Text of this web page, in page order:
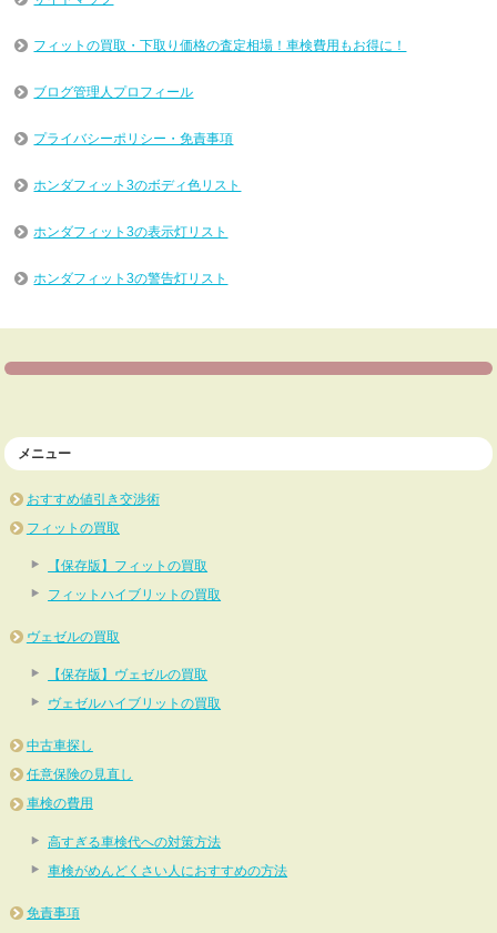
フィットの買取・下取り価格の査定相場！車検費用もお得に！
ブログ管理人プロフィール
プライバシーポリシー・免責事項
ホンダフィット3のボディ色リスト
ホンダフィット3の表示灯リスト
ホンダフィット3の警告灯リスト
メニュー
おすすめ値引き交渉術
フィットの買取
【保存版】フィットの買取
フィットハイブリットの買取
ヴェゼルの買取
【保存版】ヴェゼルの買取
ヴェゼルハイブリットの買取
中古車探し
任意保険の見直し
車検の費用
高すぎる車検代への対策方法
車検がめんどくさい人におすすめの方法
免責事項